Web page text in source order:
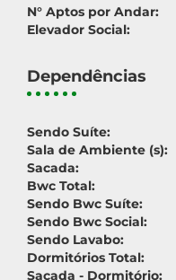
N° Aptos por Andar:
Elevador Social:
Dependências
Sendo Suíte:
Sala de Ambiente (s):
Sacada:
Bwc Total:
Sendo Bwc Suíte:
Sendo Bwc Social:
Sendo Lavabo:
Dormitórios Total:
Sacada - Dormitório: